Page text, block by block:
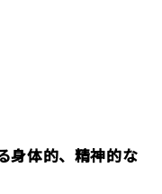
身体的、精神的な